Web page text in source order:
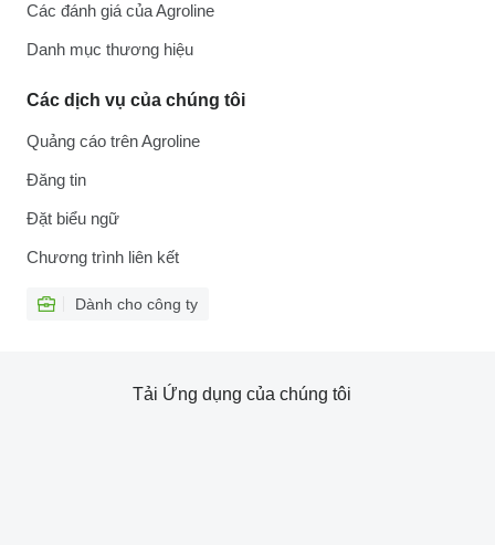
Các đánh giá của Agroline
Danh mục thương hiệu
Các dịch vụ của chúng tôi
Quảng cáo trên Agroline
Đăng tin
Đặt biểu ngữ
Chương trình liên kết
Dành cho công ty
Tải Ứng dụng của chúng tôi